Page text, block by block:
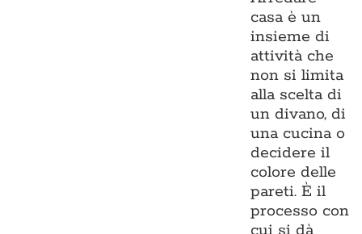
casa è un
insieme di
attività che
non si limita
alla scelta di
un divano, di
una cucina o
decidere il
colore delle
pareti. È il
processo con